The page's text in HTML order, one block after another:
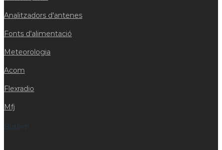
Analitzadors d'antenes
Fonts d'alimentació
Meteorologia
Acom
Flexradio
Mfj
Butlletí